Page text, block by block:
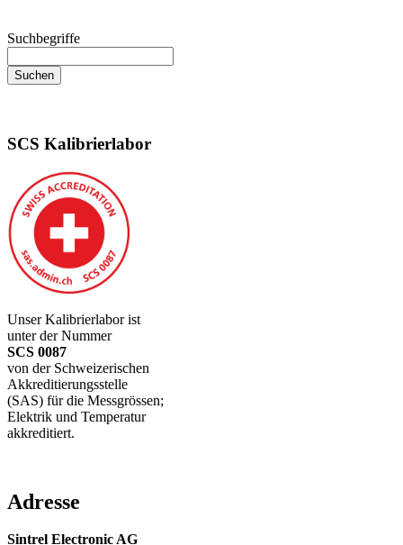
Suchbegriffe
SCS Kalibrierlabor
Unser Kalibrierlabor ist
unter der Nummer
SCS 0087
von der Schweizerischen
Akkreditierungsstelle
(SAS) für die Messgrössen;
Elektrik und Temperatur
akkreditiert.
Adresse
Sintrel Electronic AG